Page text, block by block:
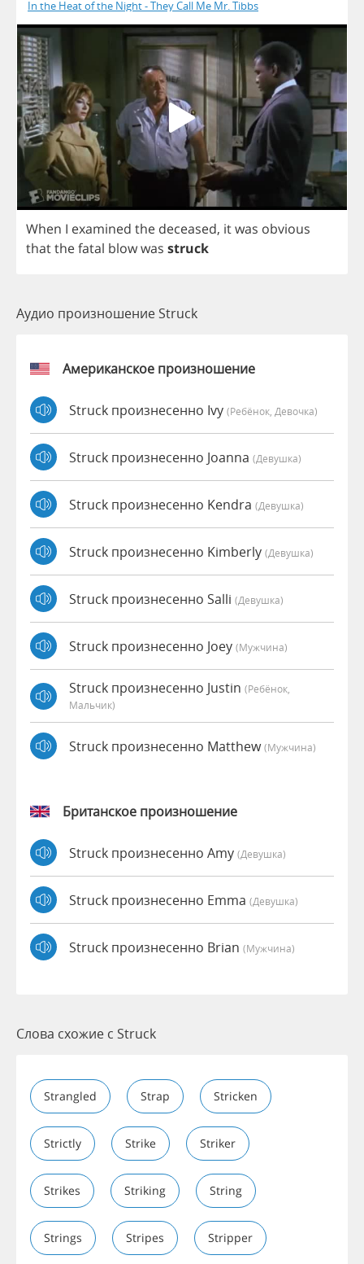
In the Heat of the Night - They Call Me Mr. Tibbs
When I examined the deceased, itwas obvious
thatthefatal blowwas struck
Аудио произношение Struck
Американское произношение
Struck произнесенно Ivy (Ребёнок, Девочка)
Struck произнесенно Joanna (девушка)
Struck произнесенно Kendra (девушка)
Struck произнесенно Kimberly (девушка)
Struck произнесенно Salli (девушка)
Struck произнесенно Joey (мужчина)
Struck произнесенно Justin (Ребёнок,
Мальчик)
Struck произнесенно Matthew(мужчина)
Британское произношение
Struck произнесенно Amy (девушка)
Struck произнесенно Emma (девушка)
Struck произнесенно Brian (мужчина)
Слова схожие с Struck
Strangled Strap Stricken
Strictly Strike Striker
Strikes Striking String
Strings Stripes Stripper